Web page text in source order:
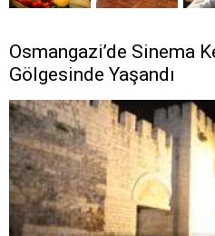
Osmangazi’de Sinema
Gölgesinde Yaşandı